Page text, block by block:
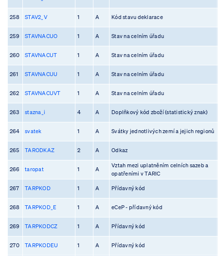
258 STAV2_V 1 A Kód stavu deklarace
259 STAVNACUO 1 A Stav na celním úřadu
260 STAVNACUT 1 A Stav na celním úřadu
261 STAVNACUU 1 A Stav na celním úřadu
262 STAVNACUVT 1 A Stav na celním úřadu
263 stazna_i 4 A Doplňkový kód zboží (statistický znak)
264 svatek 1 A Svátky jednotlivých zemí a jejich regionů
265 TARODKAZ 2 A Odkaz
266 taropat 1 A
Vztah mezi uplatněním celních sazeb a
opatřeními v TARIC
267 TARPKOD 1 A Přídavný kód
268 TARPKOD_E 1 A eCeP - přídavný kód
269 TARPKODCZ 1 A Přídavný kód
270 TARPKODEU 1 A Přídavný kód